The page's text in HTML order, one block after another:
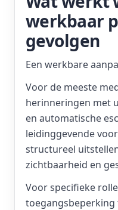
werkbaar
gevolgen
Een werkbare
Voor de meeste
herinneringen met
en automatische
leidinggevende
structureel
zichtbaarheid en
Voor specifieke
toegangsbeperking